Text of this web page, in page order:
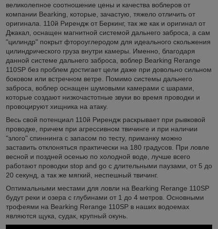
великолепное соотношение цены и качества воблеров от
компании Bearking, которые, зачастую, тяжело отличить от
оригинала. 110й Рирендж от Беркинг, так же как и оригинал от
Джакал, оснащен магнитной системой дальнего заброса, а сам
"цилиндр" покрыт фтороуглеродом для идеального скольжения
цилиндрического груза внутри камеры. Именно, благодаря
данной системе дальнего заброса, воблер Bearking Rerange
110SP без проблем достигает цели даже при довольно сильном
боковом или встречном ветре. Помимо системы дальнего
заброса, воблер оснащен шумовыми камерами с шарами,
которые создают низкочастотные звуки во время проводки и
провоцируют хищника на атаку.
Весь свой потенциал 110й Рирендж раскрывает при рывковой
проводке, причем при агрессивном твичинге и при наличии
"злого" спиннинга с запасом по тесту, приманку можно
заставить отклоняться практически на 180 градусов. При ловле
весной и поздней осенью по холодной воде, лучше всего
работают проводки stop and go с длительными паузами, от 5 до
20 секунд, а так же мягкий, неспешный твичинг.
Оптимальными местами для ловли на Bearking Rerange 110SP
будут реки и озера с глубинами от 1 до 4 метров. Основными
трофеями на Bearking Rerange 110SP в наших водоемах
являются щука, судак, крупный окунь.